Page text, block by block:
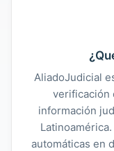
AliadoJudicial
verificación
información
automáticas en